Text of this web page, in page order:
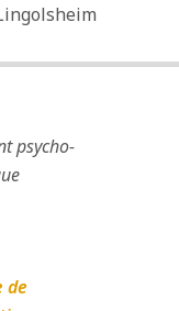
psycho-
de